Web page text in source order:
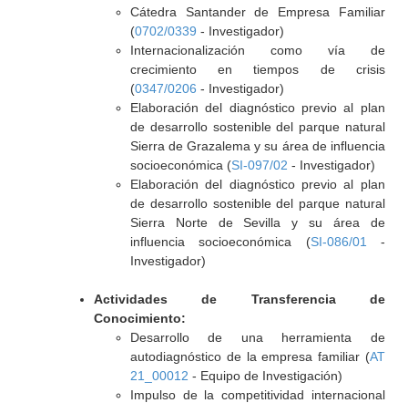
Cátedra Santander de Empresa Familiar
(0702/0339 - Investigador)
Internacionalización como vía de
crecimiento en tiempos de crisis
(0347/0206 - Investigador)
Elaboración del diagnóstico previo al plan
de desarrollo sostenible del parque natural
Sierra de Grazalema y su área de influencia
socioeconómica (SI-097/02 - Investigador)
Elaboración del diagnóstico previo al plan
de desarrollo sostenible del parque natural
Sierra Norte de Sevilla y su área de
influencia socioeconómica (SI-086/01
-
Investigador)
Actividades de Transferencia de
Conocimiento:
Desarrollo de una herramienta de
autodiagnóstico de la empresa familiar (AT
21_00012 - Equipo de Investigación)
Impulso de la competitividad internacional